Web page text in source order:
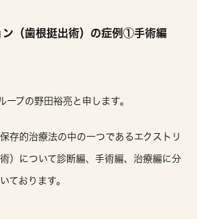
ン（歯根挺出術）の症例①手術編
ープの野田裕亮と申します。
存的治療法の中の一つであるエクストリ
）について診断編、手術編、治療編に分
ております。